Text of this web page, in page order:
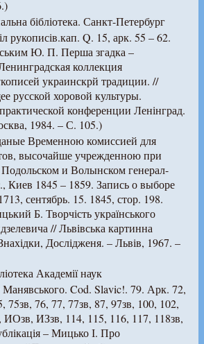
бібліотека. Санкт-Петербург
рукописів.кап. Q. 15, арк. 55 – 62.
Ю. П. Перша згадка –
коллекция
украинскрй традиции. //
русской хоровой культуры.
конференции Ленінград.
1984. – С. 105.)
Временною комиссией для
высочайше учрежденною при
и Волынском генерал-
Киев 1845 – 1859. Запись о выборе
сентябрь. 15. 1845, стор. 198.
Б. Творчість українського
// Львівська картинна
Дослідженя. – Львів, 1967. –
Академії наук
Cod. Slavic!. 79. Арк. 72,
75зв, 76, 77, 77зв, 87, 97зв, 100, 102,
ИЗзв, 114, 115, 116, 117, 118зв,
– Мицько І. Про